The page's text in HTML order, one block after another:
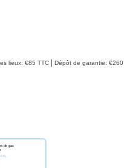
lieux: €85 TTC Dépôt de garantie: €260